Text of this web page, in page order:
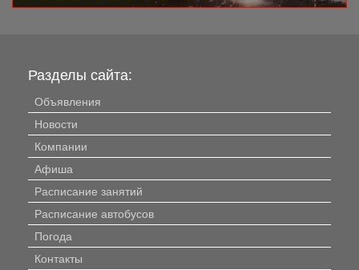
Разделы сайта:
Объявления
Новости
Компании
Афиша
Расписание занятий
Расписание автобусов
Погода
Контакты